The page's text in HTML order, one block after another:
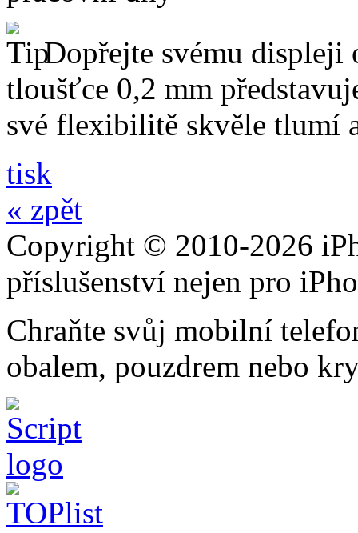
Dopřejte svému displeji
tloušťce 0,2 mm
své flexibilitě skvěle tlumí
tisk
« zpět
Copyright © 2010-2026
příslušenství nejen pro
Chraňte svůj mobilní
obalem, pouzdrem nebo